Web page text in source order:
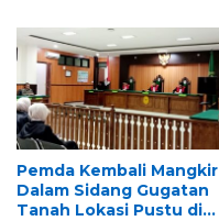
Pemda Kembali Mangkir
Dalam Sidang Gugatan
Tanah Lokasi Pustu di